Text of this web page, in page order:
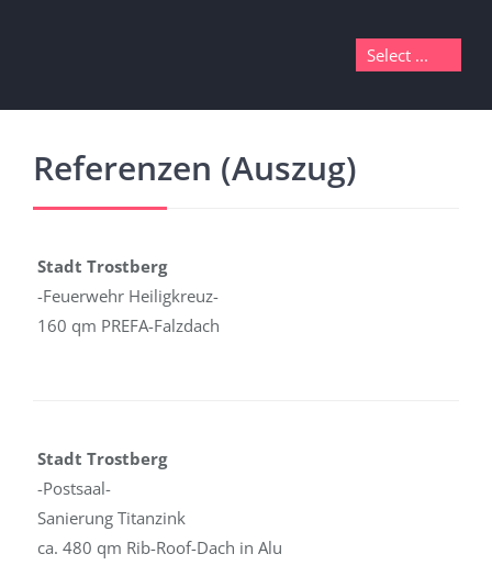
Referenzen (Auszug)
Stadt Trostberg
-Feuerwehr Heiligkreuz-
160 qm PREFA-Falzdach
Stadt Trostberg
-Postsaal-
Sanierung Titanzink
ca. 480 qm Rib-Roof-Dach in Alu